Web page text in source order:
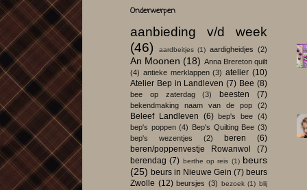
Onderwerpen
aanbieding v/d week
(46)
aardbeitjes (1) aardigheidjes (2)
An Moonen (18) Anna Brereton quilt
(4) antieke merklappen (3) atelier (10)
Atelier Bep in Landleven (7) Bee (8)
bee op zaterdag (3) beesten (7)
bekendmaking naam van de pop (2)
Beleef Landleven (6) bep's bee (4)
bep's poppen (4) Bep's Quilting Bee (3)
bep's wezentjes
(2) beren
(6)
beren/poppenvestje Rowanwol
(7)
berendag (7) berthe op reis (1) beurs
(25) beurs in Nieuwe Gein (7) beurs
Zwolle (12) beursjes (3) bezoek (1) blij